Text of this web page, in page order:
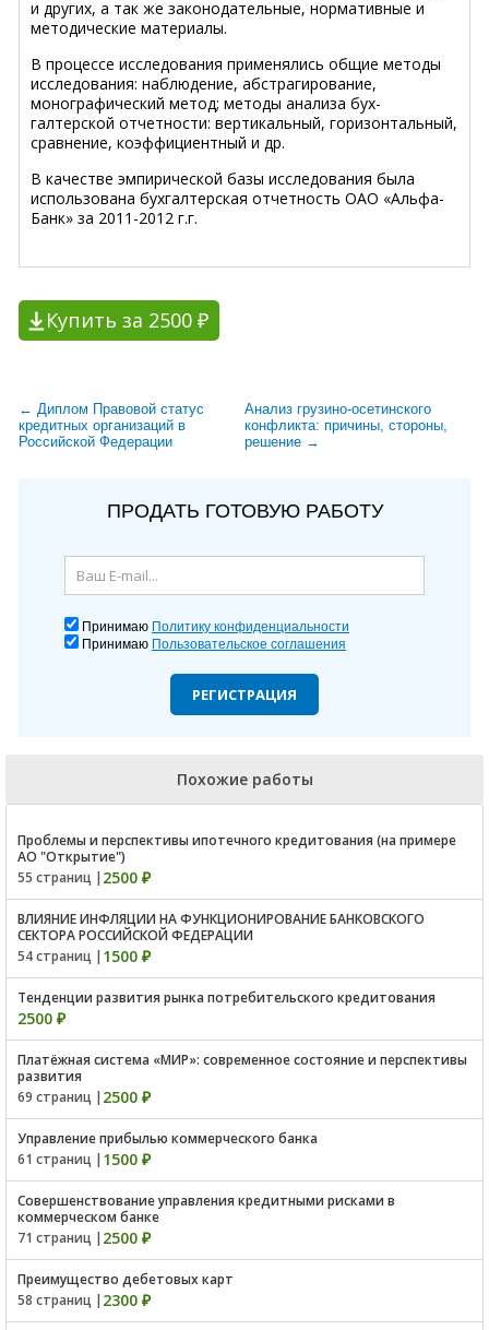
и других, а так же законодательные, нормативные и
методические материалы.
В процессе исследования применялись общие методы
исследования: наблюдение, абстрагирование,
монографический метод; методы анализа бух-
галтерской отчетности: вертикальный, горизонтальный,
сравнение, коэффициентный и др.
В качестве эмпирической базы исследования была
использована бухгалтерская отчетность ОАО «Альфа-
Банк» за 2011-2012 г.г.
Купить за 2500 ₽
← Диплом Правовой статус
кредитных организаций в
Российской Федерации
Анализ грузино-осетинского
конфликта: причины, стороны,
решение →
ПРОДАТЬ ГОТОВУЮ РАБОТУ
Принимаю Политику конфиденциальности
Принимаю Пользовательское соглашения
РЕГИСТРАЦИЯ
Похожие работы
Проблемы и перспективы ипотечного кредитования (на примере
АО "Открытие")
55 страниц | 2500 ₽
ВЛИЯНИЕ ИНФЛЯЦИИ НА ФУНКЦИОНИРОВАНИЕ БАНКОВСКОГО
СЕКТОРА РОССИЙСКОЙ ФЕДЕРАЦИИ
54 страниц | 1500 ₽
Тенденции развития рынка потребительского кредитования
2500 ₽
Платёжная система «МИР»: современное состояние и перспективы
развития
69 страниц | 2500 ₽
Управление прибылью коммерческого банка
61 страниц | 1500 ₽
Совершенствование управления кредитными рисками в
коммерческом банке
71 страниц | 2500 ₽
Преимущество дебетовых карт
58 страниц | 2300 ₽